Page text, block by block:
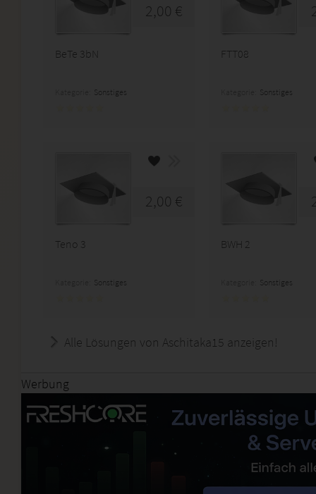
2,00 €
BeTe 3bN
Sonstiges
FTT08
Sonstiges
2,00 €
Teno 3
Sonstiges
BWH 2
Sonstiges
Alle Lösungen von Aschitaka15 anzeigen!
Werbung